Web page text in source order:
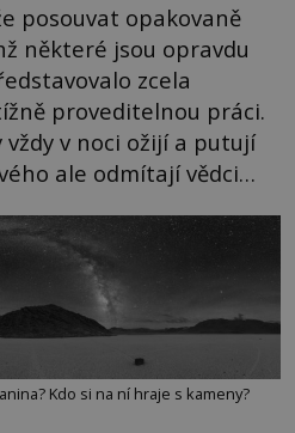
posouvat opakovaně
některé jsou opravdu
zcela
proveditelnou práci.
v noci ožijí a putují
ale odmítají vědci…
Kdo si na ní hraje s kameny?